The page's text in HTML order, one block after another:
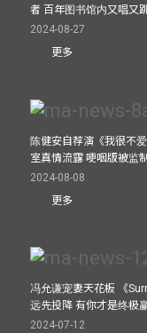
者 百年图书馆内又唱又
2024-08-27
更多
陈健安自荐演《我很不
室真情流露 哽咽版被监
2024-08-08
更多
冯允谦宠妻天花板 《
远先投降 有你才是终极
2024-07-12